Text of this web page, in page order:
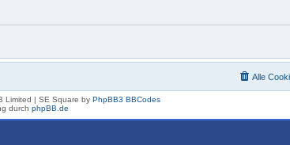
Alle
Limited | SE Square by PhpBB3 BBCodes
durch phpBB.de